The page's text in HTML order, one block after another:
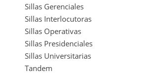
Sillas Gerenciales
Sillas Interlocutoras
Sillas Operativas
Sillas Presidenciales
Sillas Universitarias
Tandem